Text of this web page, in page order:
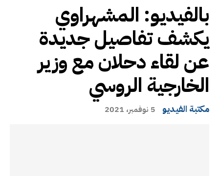
بالفيديو: المشهراوي
يكشف تفاصيل جديدة
عن لقاء دحلان مع وزير
الخارجية الروسي
مكتبة الفيديو 5 نوفمبر، 2021